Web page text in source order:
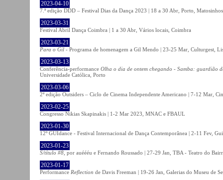
2023-04-10
7.ª edição DDD – Festival Dias da Dança 2023 | 18 a 30 Abr, Porto,
2023-03-31
Festival Abril Dança Coimbra | 1 a 30 Abr, Vários locais, Coimbra
2023-03-21
Para o Gil - Programa de homenagem a Gil Mendo | 23-25 Mar, Culturgest,
2023-03-13
Conferência-performance Olha o dia de ontem chegando - Samba: guardião
Universidade Católica, Porto
2023-03-06
2ª edição Outsiders – Ciclo de Cinema Independente Americano | 7-12 Mar,
2023-02-25
Congresso Nikias Skapinakis | 1-2 Mar 2023, MNAC e FBAUL
2023-01-30
12º GUIdance - Festival Internacional de Dança Contemporânea | 2-11 Fev,
2023-01-23
S/título #8 , por auéééu e Fernando Roussado | 27-29 Jan, TBA - Teatro do
2023-01-17
Performance Reflection de Davis Freeman | 19-26 Jan, Galerias do Museu de